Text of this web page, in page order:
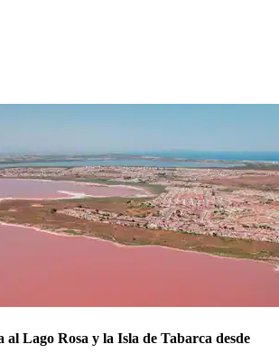
al Lago Rosa y la Isla de Tabarca desde